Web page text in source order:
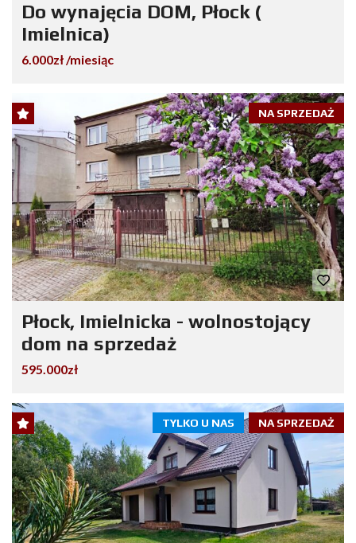
Do wynajęcia DOM, Płock (
Imielnica)
6.000zł /miesiąc
NA SPRZEDAŻ
Płock, Imielnicka - wolnostojący
dom na sprzedaż
595.000zł
NA SPRZEDAŻ
TYLKO U NAS